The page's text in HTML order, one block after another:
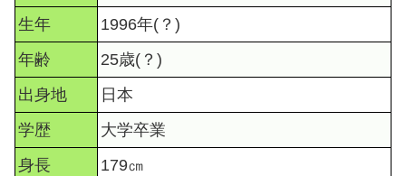
生年
1996年(？)
年齢
25歳(？)
出身地
日本
学歴
大学卒業
身長
179㎝